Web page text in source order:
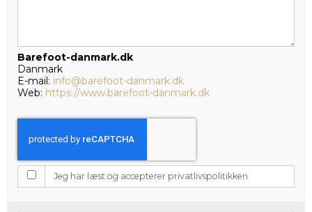
Barefoot-danmark.dk
Danmark
E-mail: info@barefoot-danmark.dk
Web: https://www.barefoot-danmark.dk
Jeg har læst og accepterer privatlivspolitikken.